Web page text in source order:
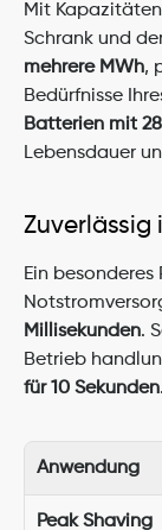
Mit
mehrere MWh,
Bedürfnisse
Batterien mit
Lebensdauer
Zuverlässig
Ein
Millisekunden.
Betrieb
für 10 Sekunden.
Anwendung
Peak Shaving